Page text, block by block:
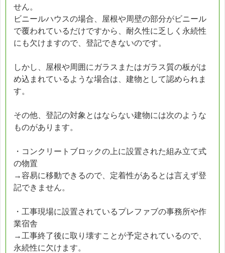
せん。
ビニールハウスの場合、屋根や周壁の部分がビニール
で覆われているだけですから、耐久性に乏しく永続性
にも欠けますので、登記できないのです。
しかし、屋根や周囲にガラスまたはガラス質の板がは
め込まれているような場合は、建物として認められま
す。
その他、登記の対象とはならない建物には次のような
ものがあります。
・コンクリートブロックの上に設置された組み立て式
の物置
→容易に移動できるので、定着性があるとは言えず登
記できません。
・工事現場に設置されているプレファブの事務所や作
業宿舎
→工事終了後に取り壊すことが予定されているので、
永続性に欠けます。